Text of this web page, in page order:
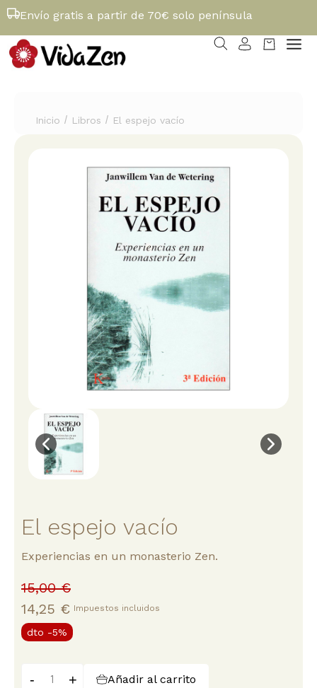
Envío gratis a partir de 70€ solo península
Inicio / Libros / El espejo vacío
El espejo vacío
Experiencias en un monasterio Zen.
15,00 €
14,25 € Impuestos incluidos
dto -5%
- + Añadir al carrito